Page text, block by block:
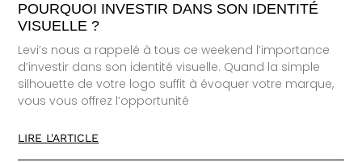
POURQUOI INVESTIR DANS SON IDENTITÉ
VISUELLE ?
Levi’s nous a rappelé à tous ce weekend l’importance
d’investir dans son identité visuelle. Quand la simple
silhouette de votre logo suffit à évoquer votre marque,
vous vous offrez l’opportunité
LIRE L'ARTICLE